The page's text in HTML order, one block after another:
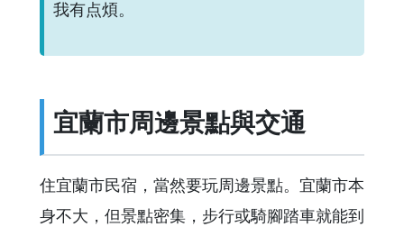
我有点煩。
宜蘭市周邊景點與交通
住宜蘭市民宿，當然要玩周邊景點。宜蘭市本
身不大，但景點密集，步行或騎腳踏車就能到